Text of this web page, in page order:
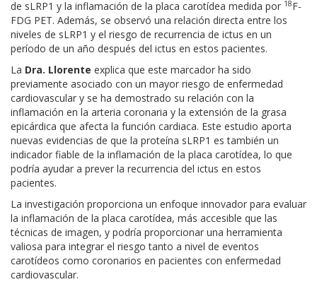
de sLRP1 y la inflamación de la placa carotídea medida por 18F-
FDG PET. Además, se observó una relación directa entre los
niveles de sLRP1 y el riesgo de recurrencia de ictus en un
período de un año después del ictus en estos pacientes.
La Dra. Llorente explica que este marcador ha sido
previamente asociado con un mayor riesgo de enfermedad
cardiovascular y se ha demostrado su relación con la
inflamación en la arteria coronaria y la extensión de la grasa
epicárdica que afecta la función cardiaca. Este estudio aporta
nuevas evidencias de que la proteína sLRP1 es también un
indicador fiable de la inflamación de la placa carotídea, lo que
podría ayudar a prever la recurrencia del ictus en estos
pacientes.
La investigación proporciona un enfoque innovador para evaluar
la inflamación de la placa carotídea, más accesible que las
técnicas de imagen, y podría proporcionar una herramienta
valiosa para integrar el riesgo tanto a nivel de eventos
carotídeos como coronarios en pacientes con enfermedad
cardiovascular.